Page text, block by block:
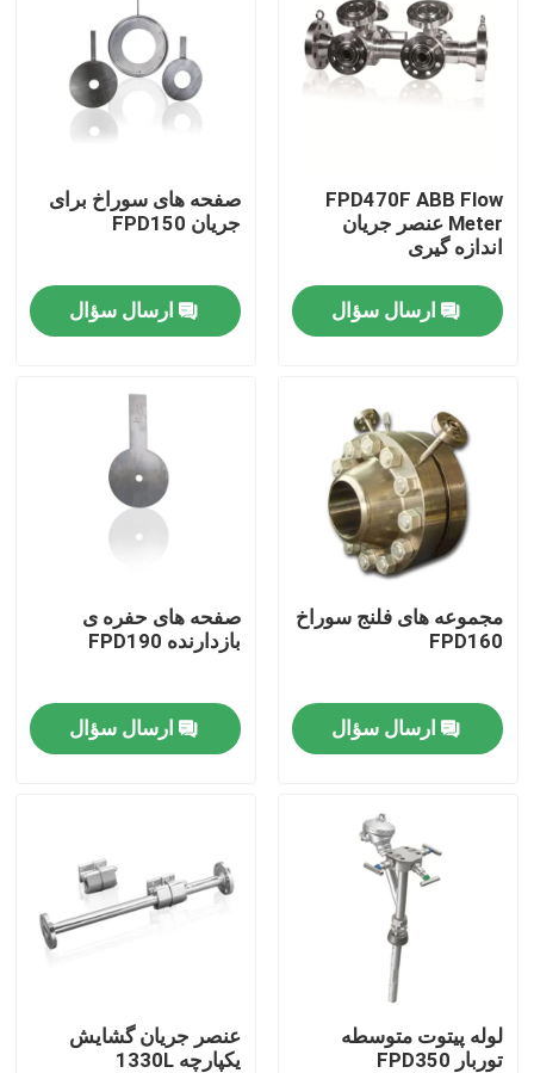
محصولات
فیلم های
دربارهی ما
کنترل کیفیت
درخواست نقل قول
ژنراتور گاز PSA
ژنراتور اکسیژن PSA
FPD470F ABB Flow
Meter عنصر جریان
اندازه گیری
ارسال سؤال
صفحه های سوراخ برای
جریان FPD150
ارسال سؤال
مجموعه های فلنج سوراخ
FPD160
ارسال سؤال
صفحه های حفره ی
بازدارنده FPD190
ارسال سؤال
لوله پیتوت متوسطه
توربار FPD350
عنصر جریان گشایش
یکپارچه 1330L